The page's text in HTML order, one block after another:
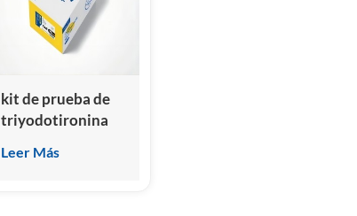
kit de prueba de
triyodotironina
veterinaria
Leer Más